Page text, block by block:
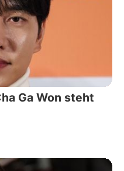
Ga Won steht